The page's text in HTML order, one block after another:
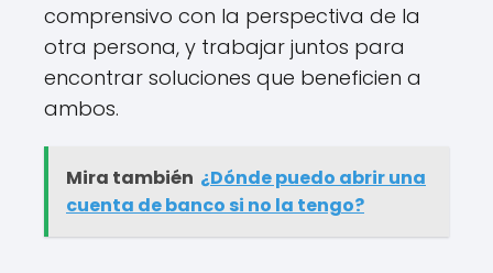
comprensivo con la perspectiva de la
otra persona, y trabajar juntos para
encontrar soluciones que beneficien a
ambos.
Mira también ¿Dónde puedo abrir una
cuenta de banco si no la tengo?